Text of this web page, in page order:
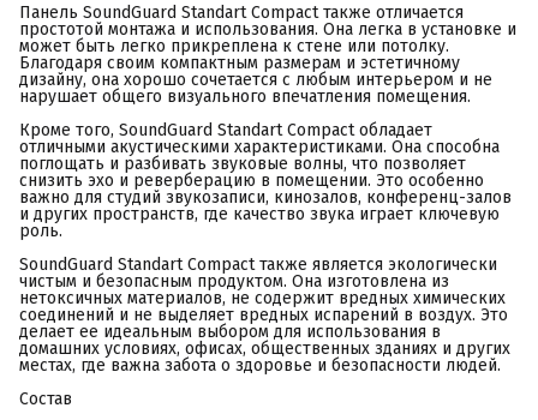
Панель SoundGuard Standart Compact также отличается
простотой монтажа и использования. Она легка в установке и
может быть легко прикреплена к стене или потолку.
Благодаря своим компактным размерам и эстетичному
дизайну, она хорошо сочетается с любым интерьером и не
нарушает общего визуального впечатления помещения.
Кроме того, SoundGuard Standart Compact обладает
отличными акустическими характеристиками. Она способна
поглощать и разбивать звуковые волны, что позволяет
снизить эхо и реверберацию в помещении. Это особенно
важно для студий звукозаписи, кинозалов, конференц-залов
и других пространств, где качество звука играет ключевую
роль.
SoundGuard Standart Compact также является экологически
чистым и безопасным продуктом. Она изготовлена из
нетоксичных материалов, не содержит вредных химических
соединений и не выделяет вредных испарений в воздух. Это
делает ее идеальным выбором для использования в
домашних условиях, офисах, общественных зданиях и других
местах, где важна забота о здоровье и безопасности людей.
Состав